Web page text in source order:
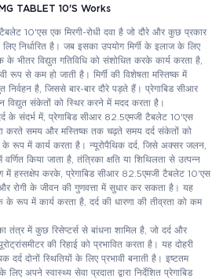
TABLET 10'S Works
10'एस एक मिरगी-रोधी दवा है जो दौरे और कुछ प्रकार
निर्धारित है। जब इसका उपयोग मिर्गी के इलाज के लिए
के भीतर विद्युत गतिविधि को संशोधित करके कार्य करता है,
रूप से कम हो जाती है। मिर्गी की विशेषता मस्तिष्क में
निर्वहन है, जिससे बार-बार दौरे पड़ते हैं। प्रेगाबिड सीआर
संकेतों को स्थिर करने में मदद करता है।
के संदर्भ में, प्रेगाबिड सीआर 82.5एमजी टैबलेट 10'एस
करते समय और मस्तिष्क तक चढ़ते समय दर्द संकेतों को
रूप में कार्य करता है। न्यूरोपैथिक दर्द, जिसे अक्सर जलन,
किया जाता है, तंत्रिका क्षति या शिथिलता से उत्पन्न
में हस्तक्षेप करके, प्रेगाबिड सीआर 82.5एमजी टैबलेट 10'एस
रोगी के जीवन की गुणवत्ता में सुधार कर सकता है। यह
के रूप में कार्य करता है, दर्द की धारणा की तीव्रता को कम
तंत्र में कुछ रिसेप्टर्स से बांधना शामिल है, जो दर्द और
की रिहाई को प्रभावित करता है। यह दोहरी
दर्द दोनों स्थितियों के लिए प्रभावी बनाती है। इष्टतम
अपने स्वास्थ्य सेवा प्रदाता द्वारा निर्देशित प्रेगाबिड